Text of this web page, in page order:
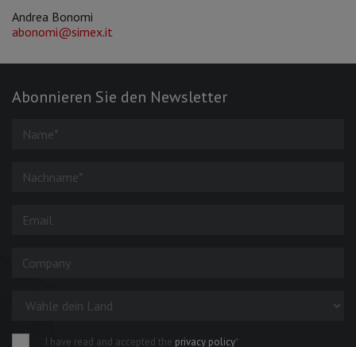
Andrea Bonomi
abonomi@simex.it
Abonnieren Sie den Newsletter
I have read and accepted the privacy policy*